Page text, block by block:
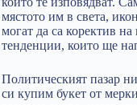
мястото им в света,
могат да са коректив
тенденции, които ще
Политическият пазар
си купим букет от